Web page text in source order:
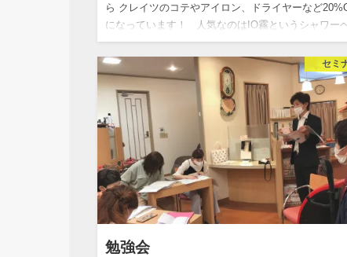
ら クレイツのコテやアイロン、ドライヤーなど
になっています！ 人気なのはIO霧というシャワー
ッ…
セミ
勉強会